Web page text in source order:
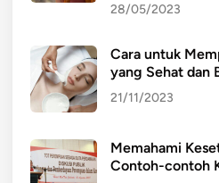
28/05/2023
Cara untuk
yang Sehat dan
21/11/2023
Memahami
Contoh-contoh